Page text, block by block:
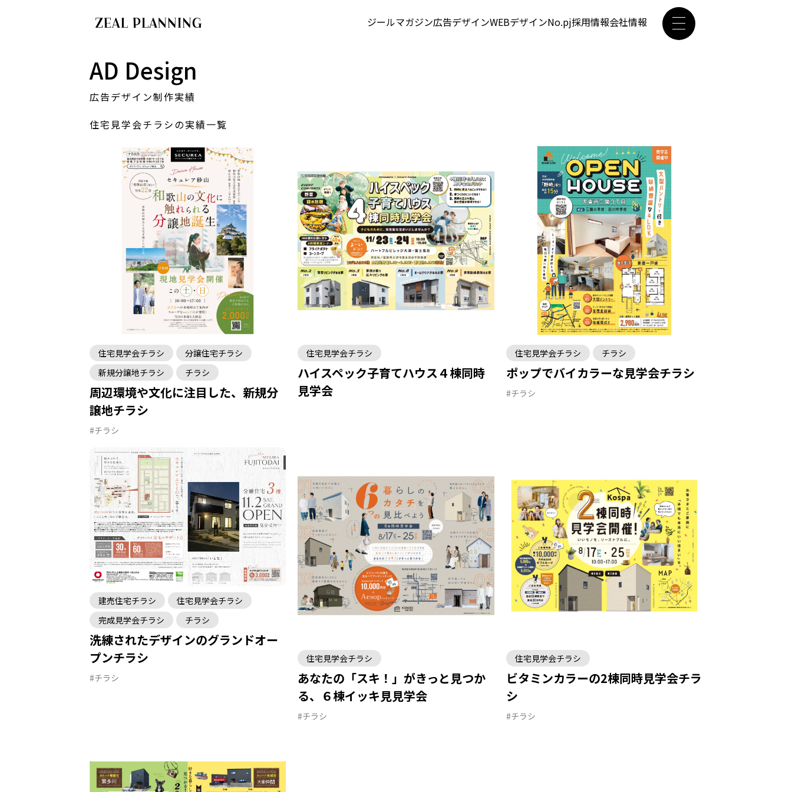
ジールマガジン広告デザインWEBデザインNo.pj採用情報会社情報
AD Design
広告デザイン制作実績
住宅見学会チラシの実績一覧
住宅見学会チラシ
分譲住宅チラシ
新規分譲地チラシ
チラシ
周辺環境や文化に注目した、新規分
譲地チラシ
#チラシ
住宅見学会チラシ
ハイスペック子育てハウス４棟同時
見学会
住宅見学会チラシ チラシ
ポップでバイカラーな見学会チラシ
#チラシ
建売住宅チラシ
住宅見学会チラシ
完成見学会チラシ
チラシ
洗練されたデザインのグランドオー
プンチラシ
#チラシ
住宅見学会チラシ
あなたの「スキ！」がきっと見つか
る、６棟イッキ見見学会
#チラシ
住宅見学会チラシ
ビタミンカラーの2棟同時見学会チラ
シ
#チラシ